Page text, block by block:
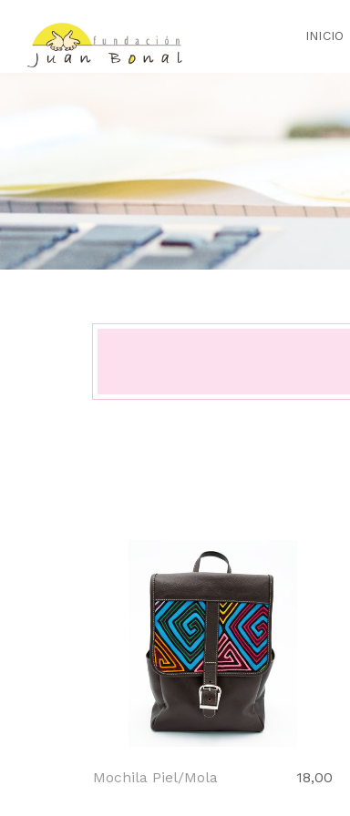
INICIO
Mochila Piel/Mola 18,00